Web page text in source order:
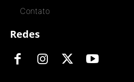
Contato
Redes